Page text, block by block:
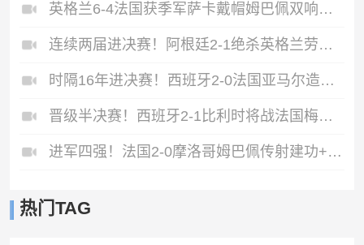
英格兰6-4法国获季军萨卡戴帽姆巴佩双响创纪录奥利塞2助+失良机
连续两届进决赛！阿根廷2-1绝杀英格兰劳塔罗恩佐破门梅西两助攻
时隔16年进决赛！西班牙2-0法国亚马尔造点奥亚萨瓦尔、波罗破门
晋级半决赛！西班牙2-1比利时将战法国梅里诺替补绝杀拉门斯送礼
进军四强！法国2-0摩洛哥姆巴佩传射建功+失点登贝莱贴地斩
热门TAG